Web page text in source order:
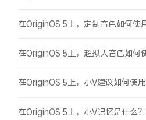
在OriginOS 5上，定制音色如何使
在OriginOS 5上，超拟人音色如何
在OriginOS 5上，小V建议如何使用
在OriginOS 5上，小V记忆是什么？